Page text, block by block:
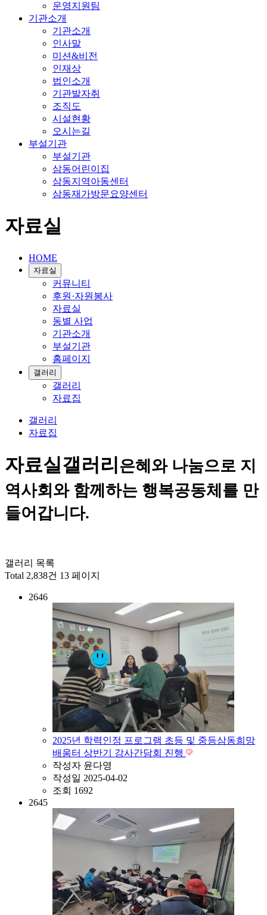
운영지원팀
기관소개
기관소개
인사말
미션&비전
인재상
법인소개
기관발자취
조직도
시설현황
오시는길
부설기관
부설기관
삼동어린이집
삼동지역아동센터
삼동재가방문요양센터
자료실
HOME
자료실
커뮤니티
후원·자원봉사
자료실
동별 사업
기관소개
부설기관
홈페이지
갤러리
갤러리
자료집
갤러리
자료집
자료실갤러리은혜와 나눔으로 지
역사회와 함께하는 행복공동체를 만
들어갑니다.
갤러리 목록
Total 2,838건 13 페이지
2646
2025년 학력인정 프로그램 초등 및 중등삼동희망
배움터 상반기 강사간담회 진행
작성자 윤다영
작성일 2025-04-02
조회 1692
2645